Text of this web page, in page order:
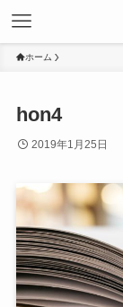
ホーム
hon4
2019年1月25日